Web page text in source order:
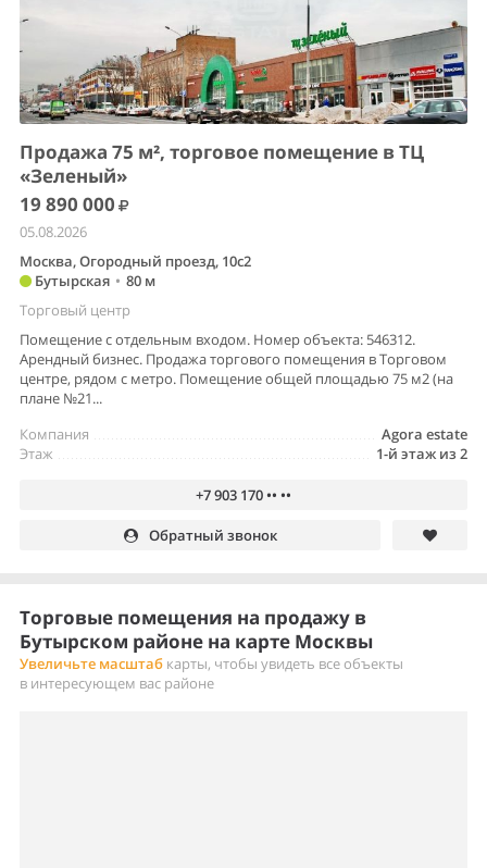
Продажа 75 м², торговое помещение в ТЦ
«Зеленый»
19 890 000
05.08.2026
Москва, Огородный проезд, 10с2
Бутырская • 80 м
Торговый центр
Помещение с отдельным входом. Номер объекта: 546312.
Арендный бизнес. Продажа торгового помещения в Торговом
центре, рядом с метро. Помещение общей площадью 75 м2 (на
плане №21...
Agora estate
Компания
1-й этаж из 2
Этаж
+7 903 170 •• ••
Обратный звонок
Торговые помещения на продажу в
Бутырском районе на карте Москвы
Увеличьте масштаб карты, чтобы увидеть все объекты
в интересующем вас районе